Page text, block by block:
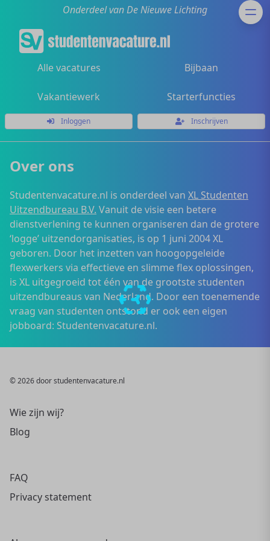
Onderdeel van De Nieuwe Lichting
Alle vacatures Bijbaan
Vakantiewerk Starterfuncties
Inloggen Inschrijven
Over ons
Studentenvacature.nl is onderdeel van XL Studenten
Uitzendbureau B.V. Vanuit de visie een betere
dienstverlening te kunnen organiseren dan de grotere
‘logge’ uitzendorganisaties, is op 1 juni 2004 XL
geboren. Door het inzetten van hoogopgeleide
flexwerkers via effectieve en slimme flex oplossingen,
is XL uitgegroeid tot één van de grootste studenten
uitzendbureaus van Nederland. Door een toenemende
vraag van studenten ontstond er ook een eigen
jobboard: Studentenvacature.nl.
© 2026 door studentenvacature.nl
Wie zijn wij?
Blog
FAQ
Privacy statement